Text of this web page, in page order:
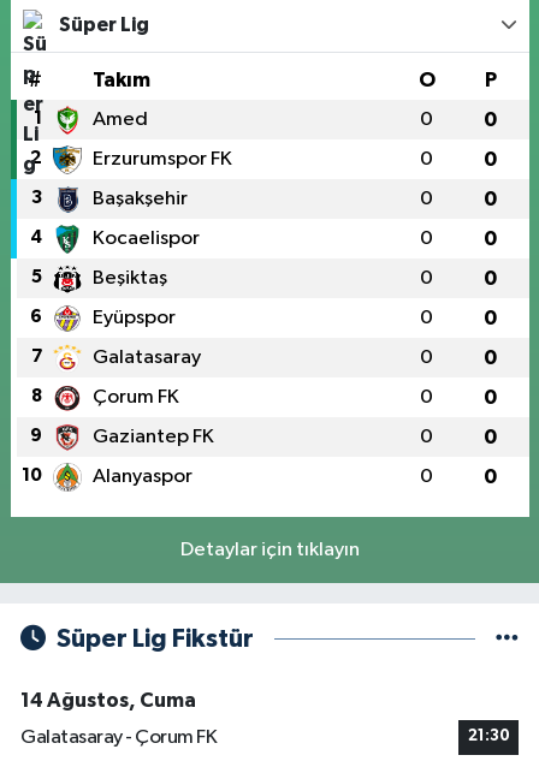
Süper Lig
# Takım O P
1 Amed 0 0
2 Erzurumspor FK 0 0
3 Başakşehir 0 0
4 Kocaelispor 0 0
5 Beşiktaş 0 0
6 Eyüpspor 0 0
7 Galatasaray 0 0
8 Çorum FK 0 0
9 Gaziantep FK 0 0
10 Alanyaspor 0 0
Detaylar için tıklayın
Süper Lig Fikstür
14 Ağustos, Cuma
Galatasaray - Çorum FK
21:30